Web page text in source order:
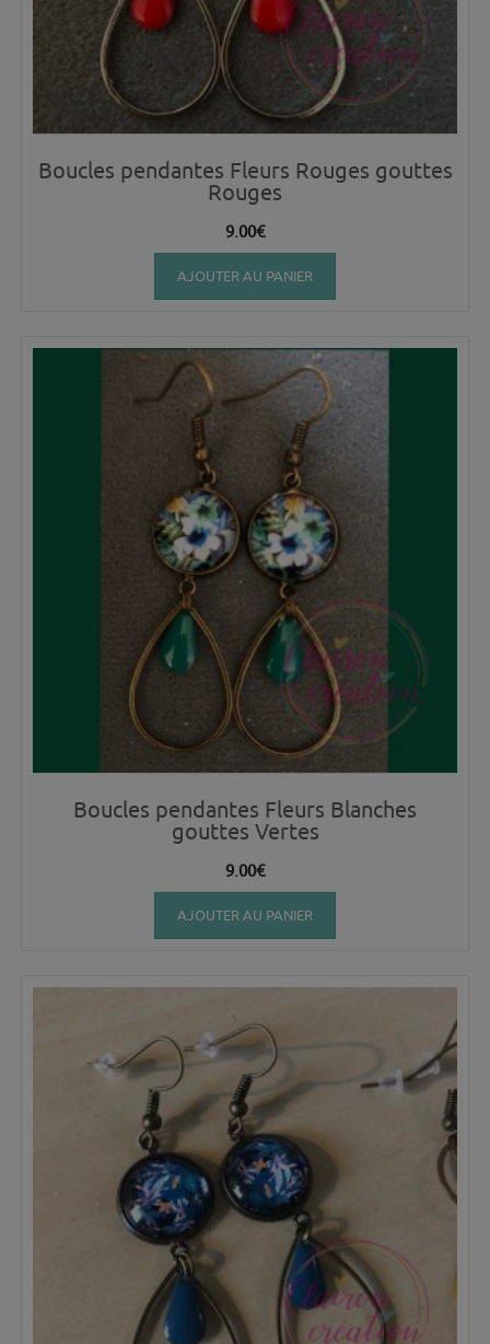
Boucles pendantes Fleurs Rouges gouttes
Rouges
9.00€
AJOUTER AU PANIER
Boucles pendantes Fleurs Blanches
gouttes Vertes
9.00€
AJOUTER AU PANIER